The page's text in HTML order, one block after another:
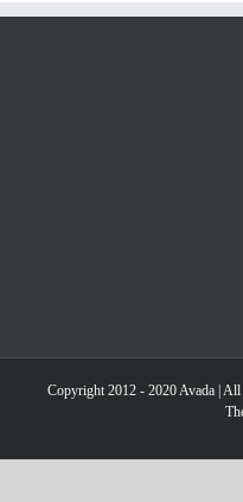
Copyright 2012 - 2020 Avada |